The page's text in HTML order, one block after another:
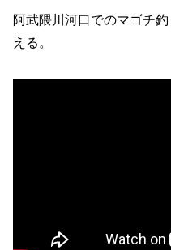
阿武隈川河口でのマゴチ
える。